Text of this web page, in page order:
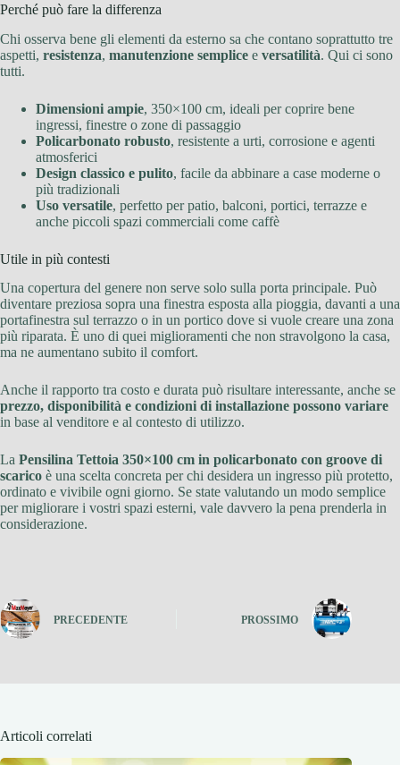
Perché può fare la differenza
Chi osserva bene gli elementi da esterno sa che contano soprattutto tre
aspetti, resistenza, manutenzione semplice e versatilità. Qui ci sono
tutti.
Dimensioni ampie, 350×100 cm, ideali per coprire bene
ingressi, finestre o zone di passaggio
Policarbonato robusto, resistente a urti, corrosione e agenti
atmosferici
Design classico e pulito, facile da abbinare a case moderne o
più tradizionali
Uso versatile, perfetto per patio, balconi, portici, terrazze e
anche piccoli spazi commerciali come caffè
Utile in più contesti
Una copertura del genere non serve solo sulla porta principale. Può
diventare preziosa sopra una finestra esposta alla pioggia, davanti a una
portafinestra sul terrazzo o in un portico dove si vuole creare una zona
più riparata. È uno di quei miglioramenti che non stravolgono la casa,
ma ne aumentano subito il comfort.
Anche il rapporto tra costo e durata può risultare interessante, anche se
prezzo, disponibilità e condizioni di installazione possono variare
in base al venditore e al contesto di utilizzo.
La Pensilina Tettoia 350×100 cm in policarbonato con groove di
scarico è una scelta concreta per chi desidera un ingresso più protetto,
ordinato e vivibile ogni giorno. Se state valutando un modo semplice
per migliorare i vostri spazi esterni, vale davvero la pena prenderla in
considerazione.
PRECEDENTE PROSSIMO
Articoli correlati